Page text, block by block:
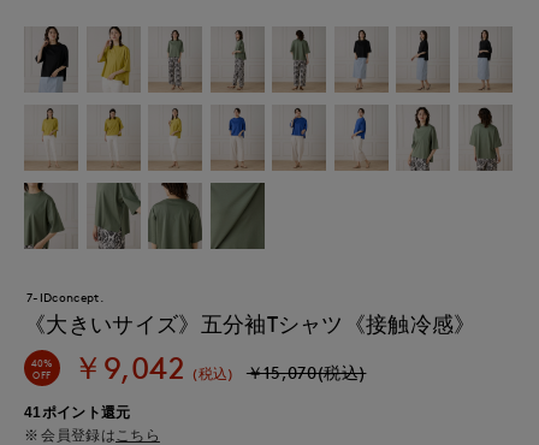
7-IDconcept.
《大きいサイズ》五分袖Tシャツ《接触冷感》
40%
OFF
￥9,042 (税込) ￥15,070(税込)
41ポイント還元
会員登録は こちら